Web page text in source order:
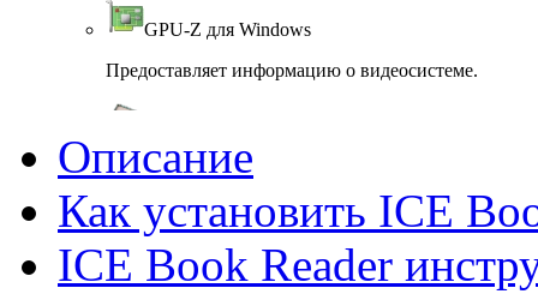
GPU-Z для Windows
Предоставляет информацию о видеосистеме.
System Monitor II показ параметров компьютера
CPU-Z для Windows
Сведения об установленном процессоре.
Описание
Как установить ICE
ICE Book Reader